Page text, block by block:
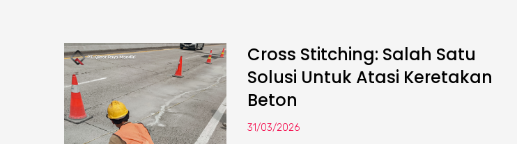
Cross Stitching: Salah Satu
Solusi Untuk Atasi Keretakan
Beton
31/03/2026